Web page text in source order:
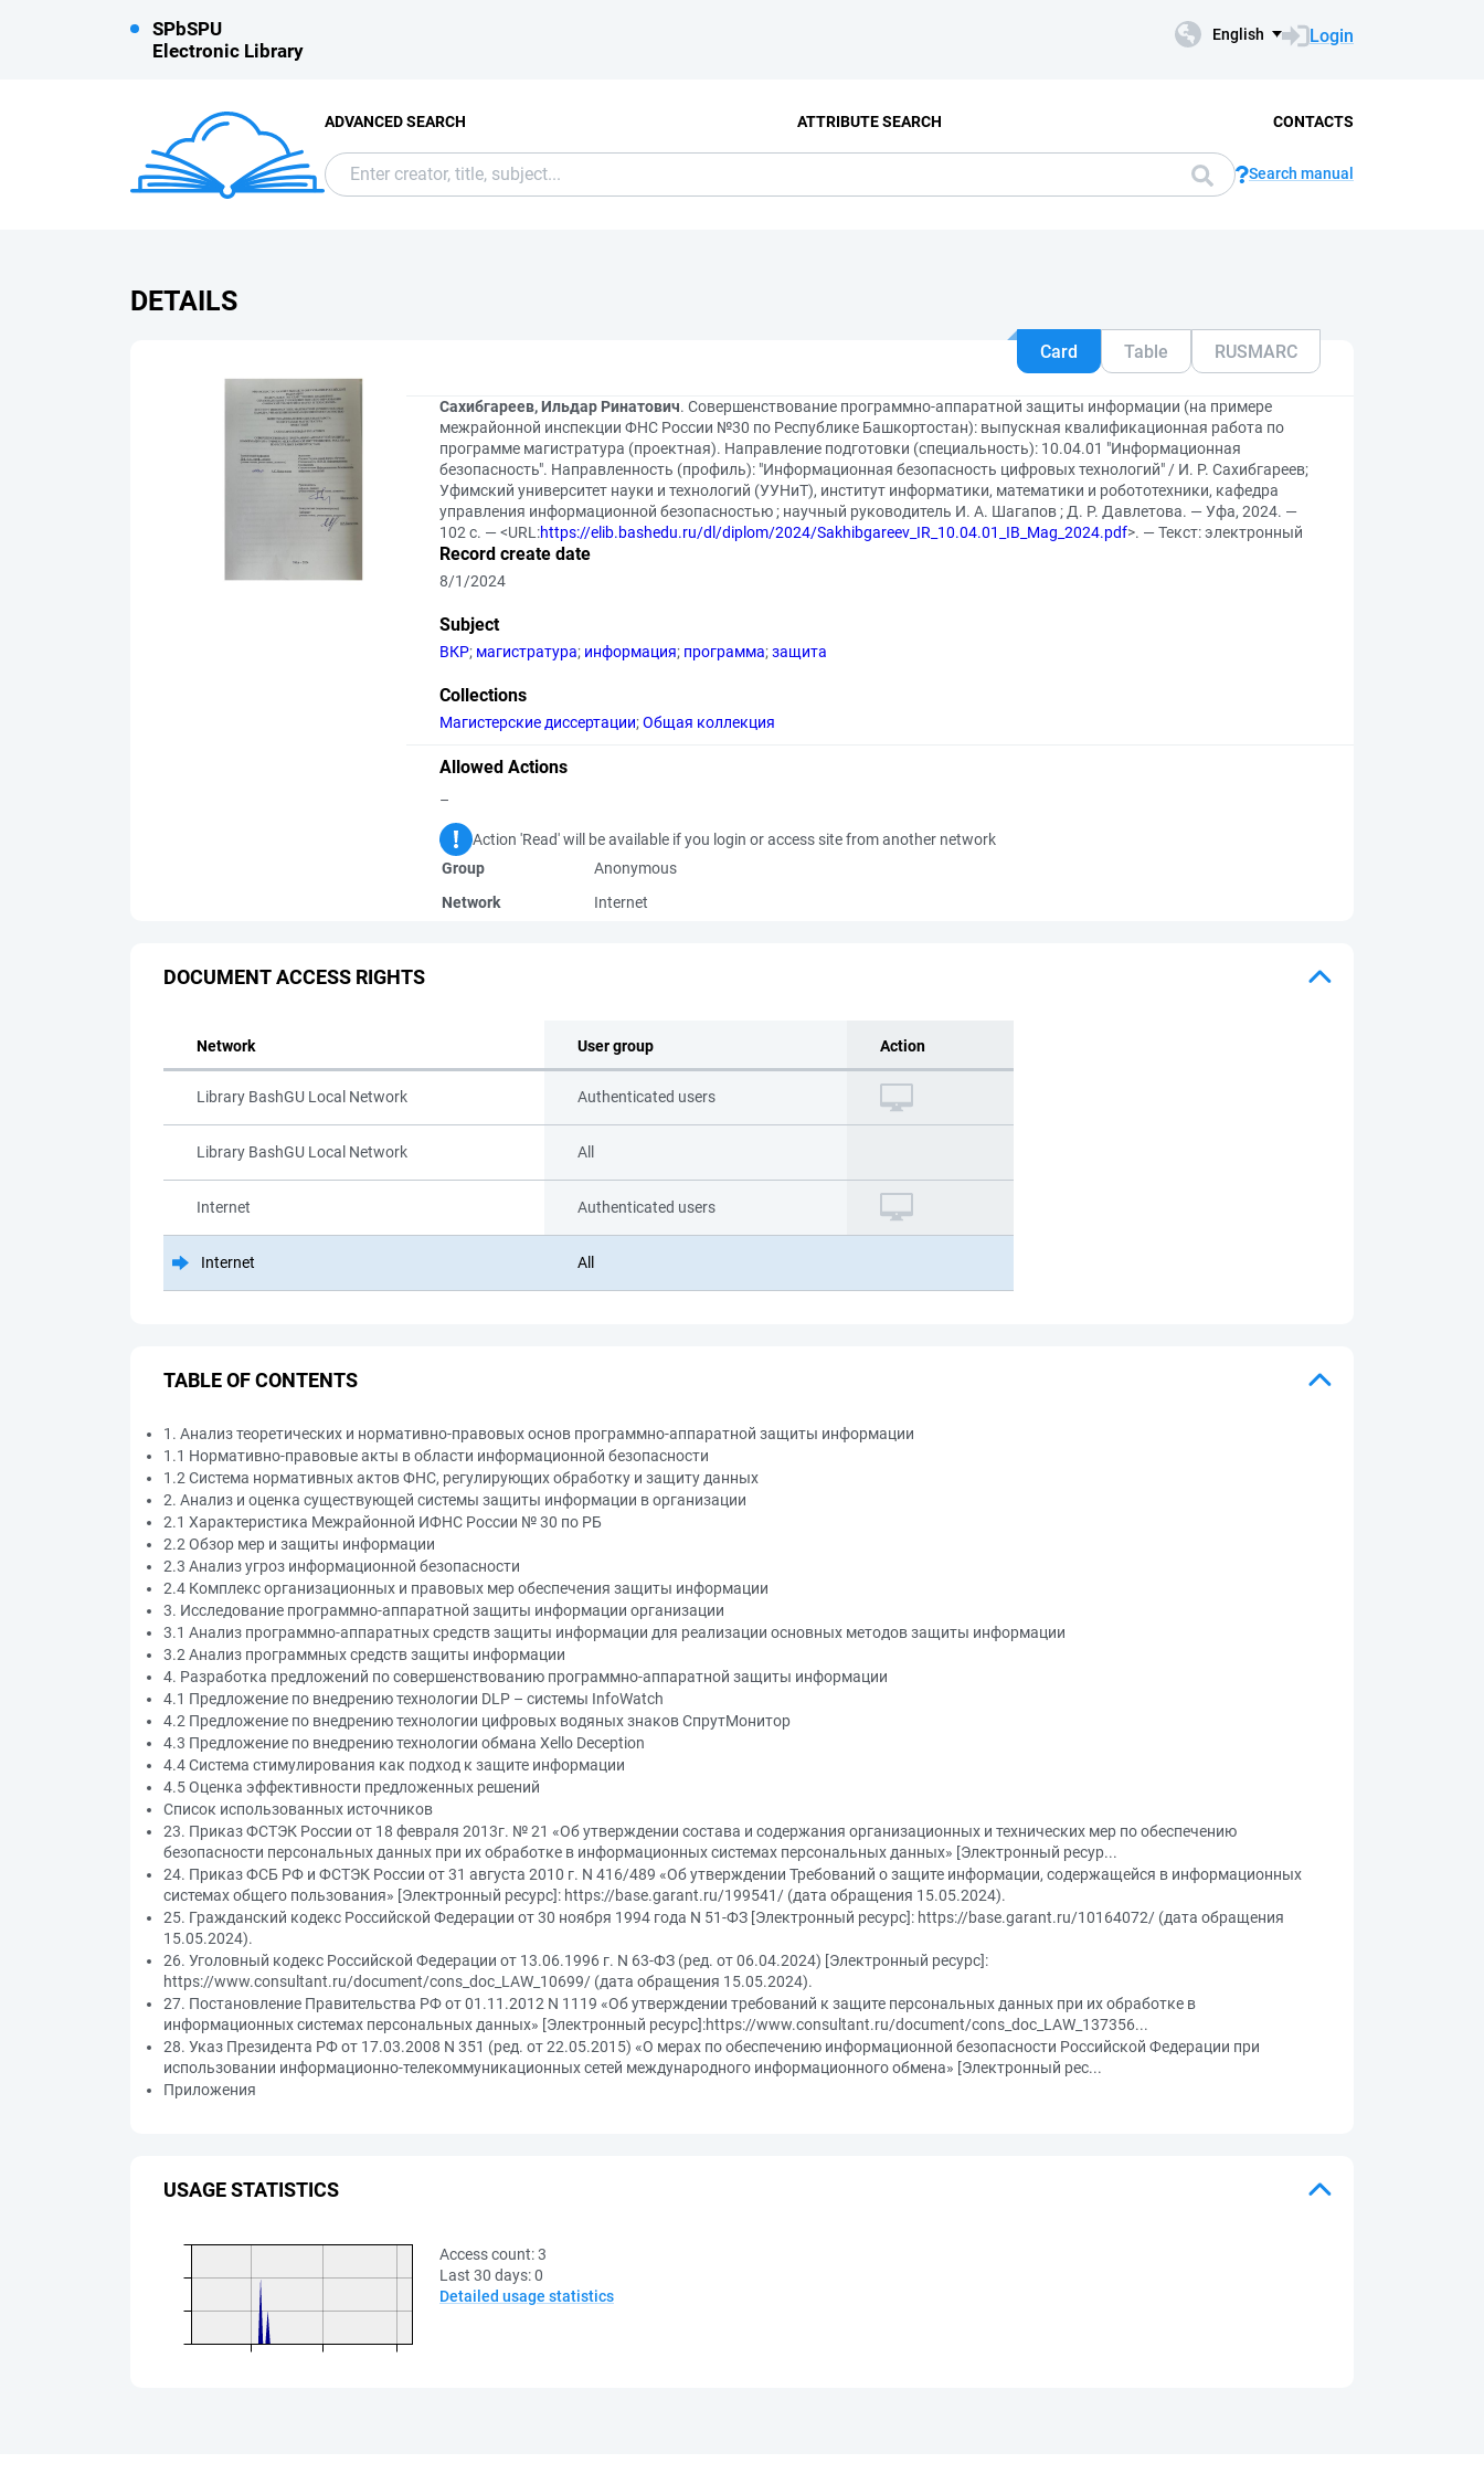
SPbSPU
Electronic Library
English Login
ADVANCED SEARCH ATTRIBUTE SEARCH CONTACTS
Search manual
DETAILS
Card Table RUSMARC
Сахибгареев, Ильдар Ринатович. Совершенствование программно-аппаратной защиты информации (на примере
межрайонной инспекции ФНС России №30 по Республике Башкортостан): выпускная квалификационная работа по
программе магистратура (проектная). Направление подготовки (специальность): 10.04.01 "Информационная
безопасность". Направленность (профиль): "Информационная безопасность цифровых технологий" / И. Р. Сахибгареев;
Уфимский университет науки и технологий (УУНиТ), институт информатики, математики и робототехники, кафедра
управления информационной безопасностью ; научный руководитель И. А. Шагапов ; Д. Р. Давлетова. — Уфа, 2024. —
102 с. — <URL:https://elib.bashedu.ru/dl/diplom/2024/Sakhibgareev_IR_10.04.01_IB_Mag_2024.pdf>. — Текст: электронный
Record create date
8/1/2024
Subject
ВКР; магистратура; информация; программа;защита
Collections
Магистерские диссертации;Общая коллекция
Allowed Actions
–
Action 'Read' will be available if you login or access site from another network
Group
Anonymous
Network
Internet
DOCUMENT ACCESS RIGHTS
Network User group Action
Library BashGU Local Network Authenticated users
Library BashGU Local Network All
Internet Authenticated users
Internet All
TABLE OF CONTENTS
1. Анализ теоретических и нормативно-правовых основ программно-аппаратной защиты информации
1.1 Нормативно-правовые акты в области информационной безопасности
1.2 Система нормативных актов ФНС, регулирующих обработку и защиту данных
2. Анализ и оценка существующей системы защиты информации в организации
2.1 Характеристика Межрайонной ИФНС России № 30 по РБ
2.2 Обзор мер и защиты информации
2.3 Анализ угроз информационной безопасности
2.4 Комплекс организационных и правовых мер обеспечения защиты информации
3. Исследование программно-аппаратной защиты информации организации
3.1 Анализ программно-аппаратных средств защиты информации для реализации основных методов защиты информации
3.2 Анализ программных средств защиты информации
4. Разработка предложений по совершенствованию программно-аппаратной защиты информации
4.1 Предложение по внедрению технологии DLP – системы InfoWatch
4.2 Предложение по внедрению технологии цифровых водяных знаков СпрутМонитор
4.3 Предложение по внедрению технологии обмана Xello Deception
4.4 Система стимулирования как подход к защите информации
4.5 Оценка эффективности предложенных решений
Список использованных источников
23. Приказ ФСТЭК России от 18 февраля 2013г. № 21 «Об утверждении состава и содержания организационных и технических мер по обеспечению
безопасности персональных данных при их обработке в информационных системах персональных данных» [Электронный ресур...
24. Приказ ФСБ РФ и ФСТЭК России от 31 августа 2010 г. N 416/489 «Об утверждении Требований о защите информации, содержащейся в информационных
системах общего пользования» [Электронный ресурс]: https://base.garant.ru/199541/ (дата обращения 15.05.2024).
25. Гражданский кодекс Российской Федерации от 30 ноября 1994 года N 51-ФЗ [Электронный ресурс]: https://base.garant.ru/10164072/ (дата обращения
15.05.2024).
26. Уголовный кодекс Российской Федерации от 13.06.1996 г. N 63-ФЗ (ред. от 06.04.2024) [Электронный ресурс]:
https://www.consultant.ru/document/cons_doc_LAW_10699/ (дата обращения 15.05.2024).
27. Постановление Правительства РФ от 01.11.2012 N 1119 «Об утверждении требований к защите персональных данных при их обработке в
информационных системах персональных данных» [Электронный ресурс]:https://www.consultant.ru/document/cons_doc_LAW_137356...
28. Указ Президента РФ от 17.03.2008 N 351 (ред. от 22.05.2015) «О мерах по обеспечению информационной безопасности Российской Федерации при
использовании информационно-телекоммуникационных сетей международного информационного обмена» [Электронный рес...
Приложения
USAGE STATISTICS
Access count:3
Last 30 days:0
Detailed usage statistics